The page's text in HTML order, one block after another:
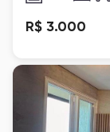
R$ 3.000